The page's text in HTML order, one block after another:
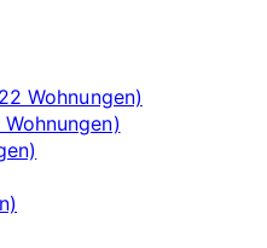
Wohnungen)